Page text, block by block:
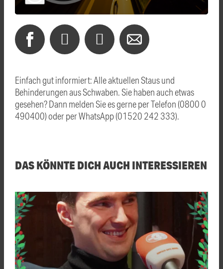
Einfach gut informiert: Alle aktuellen Staus und
Behinderungen aus Schwaben. Sie haben auch etwas
gesehen? Dann melden Sie es gerne per Telefon (0800 0
490400) oder per WhatsApp (01520 242 333).
DAS KÖNNTE DICH AUCH INTERESSIEREN